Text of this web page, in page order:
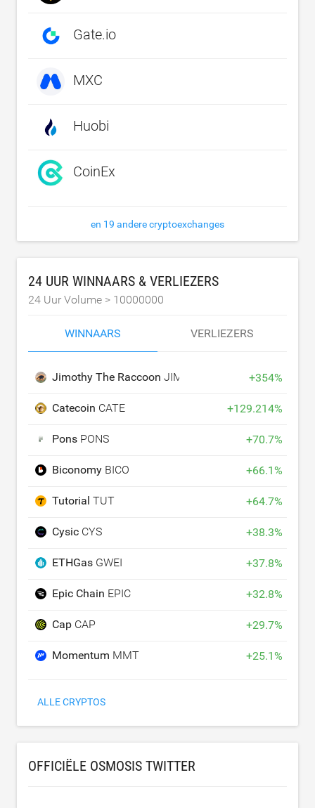
Gate.io
MXC
Huobi
CoinEx
en 19 andere cryptoexchanges
24 UUR WINNAARS & VERLIEZERS
24 Uur Volume > 10000000
WINNAARS VERLIEZERS
Jimothy The Raccoon JIMOTHY +354%
Catecoin CATE +129.214%
Pons PONS +70.7%
Biconomy BICO +66.1%
Tutorial TUT +64.7%
Cysic CYS +38.3%
ETHGas GWEI +37.8%
Epic Chain EPIC +32.8%
Cap CAP +29.7%
Momentum MMT +25.1%
ALLE CRYPTOS
OFFICIËLE OSMOSIS TWITTER